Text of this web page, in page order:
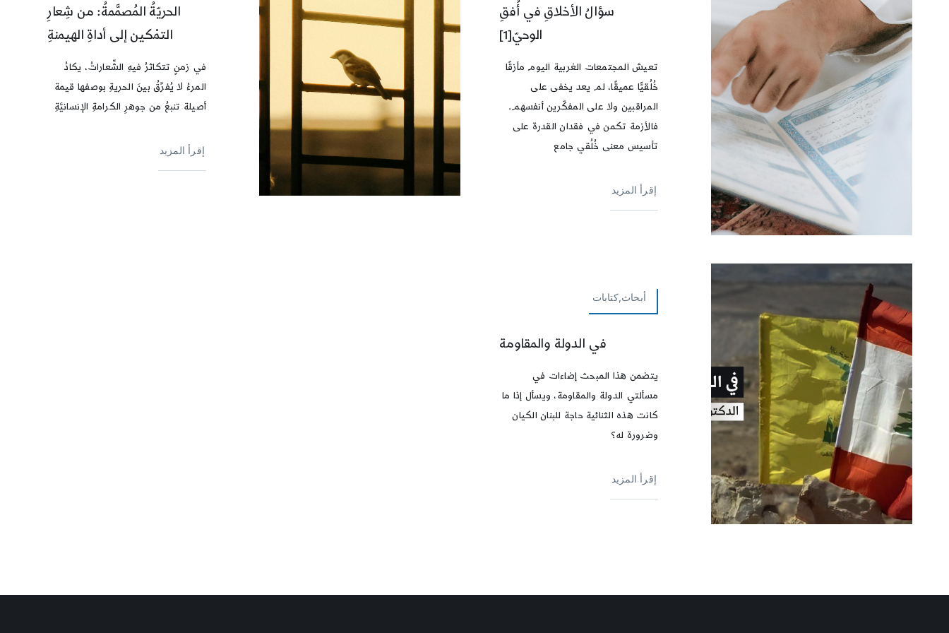
سؤالُ الأخلاقِ في أُفقِ
الوحيّ[1]
تعيش المجتمعات الغربية اليوم مأزقًا
خُلُقيًّا عميقًا، لم يعد يخفى على
المراقبين ولا على المفكّرين أنفسهم.
فالأزمة تكمن في فقدان القدرة على
تأسيس معنى خُلُقي جامع
إقرأ المزيد
الحريّةُ المُصمَّمةُ: من شِعارِ
التمْكين إلى أداةِ الهيمنةِ
في زمنٍ تتكاثرُ فيهِ الشِّعاراتُ، يكادُ
المرءُ لا يُفرِّقُ بينَ الحريةِ بوصفها قيمة
أصيلة تنبعُ من جوهرِ الكرامةِ الإنسانيَّةِ
إقرأ المزيد
أبحاث,كتابات
في الدولة والمقاومة
يتضمن هذا المبحث إضاءات في
مسألتي الدولة والمقاومة، ويسأل إذا ما
كانت هذه الثنائية حاجة للبنان الكيان
وضرورة له؟
إقرأ المزيد